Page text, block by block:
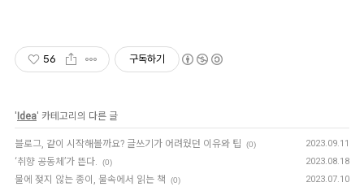
56 구독하기
' Idea' 카테고리의 다른 글
블로그, 같이 시작해볼까요? 글쓰기가 어려웠던 이유와 팁 (0) 2023.09.11
‘취향 공동체’가 뜬다. (0) 2023.08.18
물에 젖지 않는 종이, 물속에서 읽는 책 (0) 2023.07.10